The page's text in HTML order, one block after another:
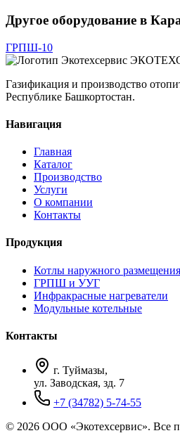
Другое оборудование в
ГРПШ-10
Газификация и производство
Республике Башкортостан.
Навигация
Главная
Каталог
Производство
Услуги
О компании
Контакты
Продукция
Котлы наружного размещения
ГРПШ и УУГ
Инфракрасные нагреватели
Модульные котельные
Контакты
г. Туймазы,
ул. Заводская, зд. 7
+7 (34782) 5-74-55
© 2026 ООО «Экотехсервис». Все